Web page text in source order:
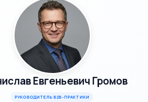
Евгеньевич Громов
РУКОВОДИТЕЛЬ B2B-ПРАКТИКИ